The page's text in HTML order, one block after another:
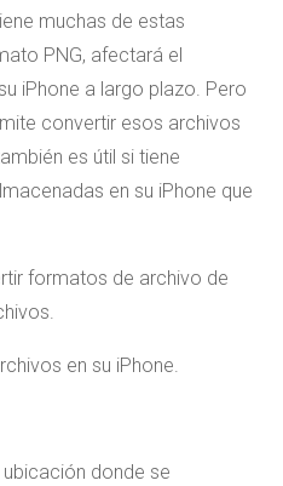
muchas de estas
PNG, afectará el
iPhone a largo plazo. Pero
convertir esos archivos
es útil si tiene
en su iPhone que
formatos de archivo de
en su iPhone.
donde se